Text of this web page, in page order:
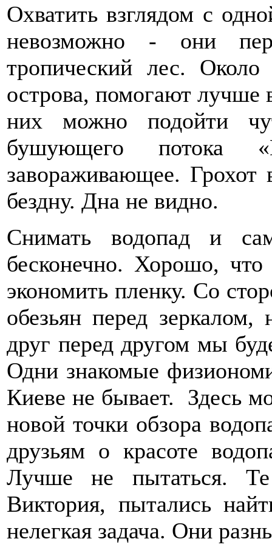
Охватить взглядом с
невозможно - они
тропический лес.
острова, помогают лучше
них можно подойти
бушующего потока
завораживающее.
бездну. Дна не видно.
Снимать водопад и
бесконечно. Хорошо,
экономить пленку. Со
обезьян перед
друг перед другом мы
Одни знакомые
Киеве не бывает. Здесь
новой точки обзора
друзьям о красоте
Лучше не пытаться.
Виктория, пытались
нелегкая задача. Они